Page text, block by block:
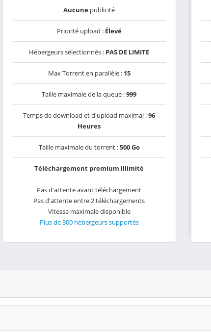
Aucune publicité
Priorité upload : Élevé
Hébergeurs sélectionnés : PAS DE LIMITE
Max Torrent en parallèle : 15
Taille maximale de la queue :999
Temps de download et d'upload maximal :96
Heures
Taille maximale du torrent :500 Go
Téléchargement premium illimité
Pas d'attente avant téléchargement
Pas d'attente entre 2 téléchargements
Vitesse maximale disponible
Plus de 300 hébergeurs supportés